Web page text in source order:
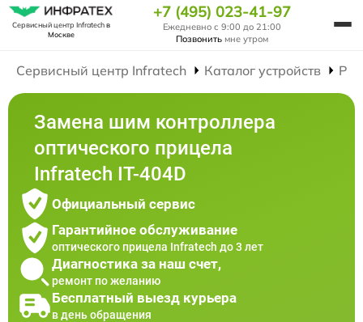
Сервисный центр Infratechв
Москве
+7 (495) 023-41-97
Ежедневно с 9:00 до 21:00
Позвонить мне утром
Сервисный центр Infratech Каталог устройств
Замена шим контроллера
оптического прицела
Infratech IT-404D
Официальный сервис
Гарантийное обслуживание
оптического прицела Infratech до 3 лет
Диагностика за наш счет,
ремонт по желанию
Бесплатный выезд курьера
в день обращения